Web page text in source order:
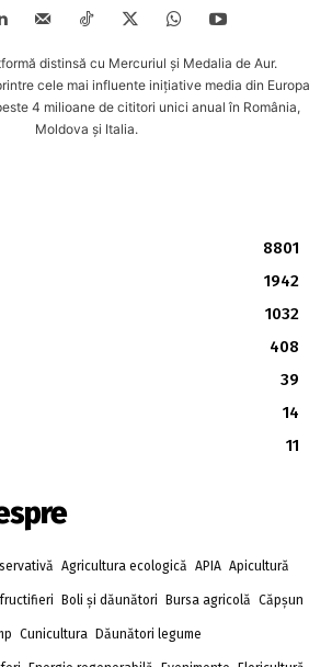
distinsă cu Mercuriul și Medalia de Aur.
cele mai influente inițiative media din Europa
4 milioane de cititori unici anual în România,
Moldova și Italia.
8801
1942
1032
408
39
14
11
Agricultura ecologică APIA Apicultură
Boli și dăunători Bursa agricolă Căpșun
Cunicultura Dăunători legume